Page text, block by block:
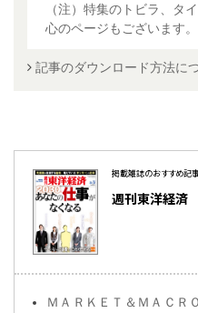
（注）特集のトビラ、タ
心のページもございます。
記事のダウンロード方法に
掲載雑誌のおすすめ記
週刊東洋経済
ＭＡＲＫＥＴ＆ＭＡＣ